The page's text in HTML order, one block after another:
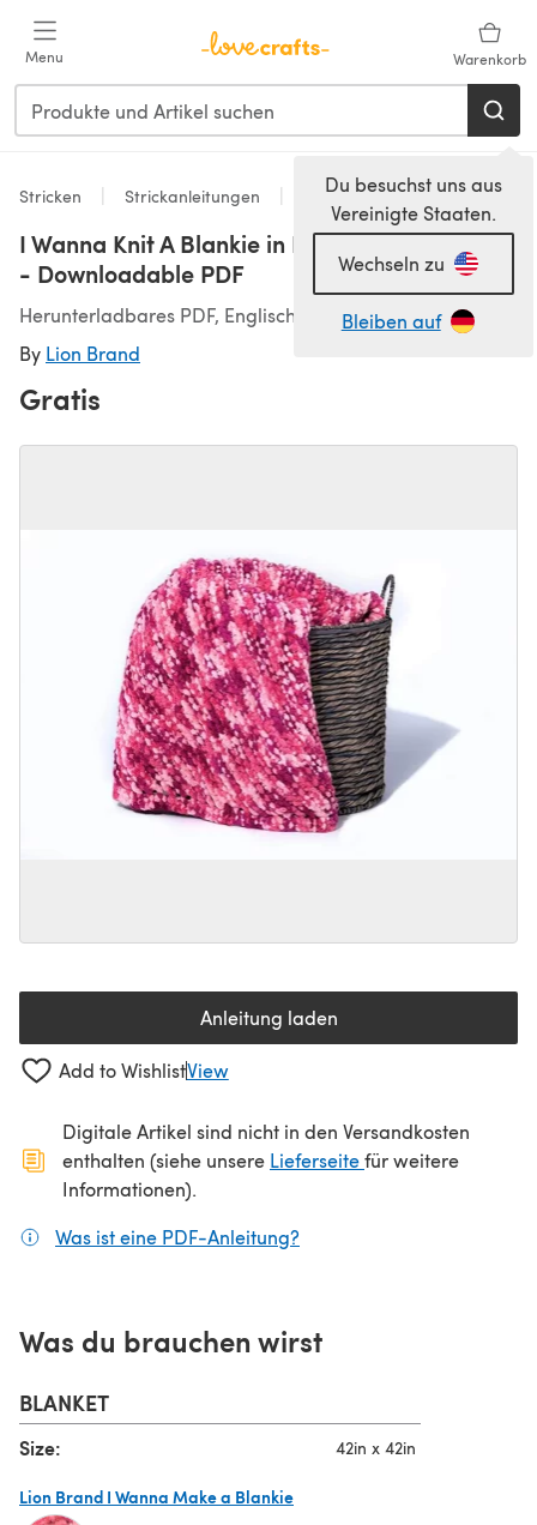
Menu Warenkorb
Du besuchst uns aus
Vereinigte Staaten.
Wechseln zu
Bleiben auf
Stricken Strickanleitungen Dekoration
I Wanna Knit A Blankie in Lion Brand - L90129
- Downloadable PDF
Herunterladbares PDF, Englisch
By Lion Brand
Gratis
Anleitung laden(öffnet sich in einem neuen
Add to WishlistView
Digitale Artikel sind nicht in den Versandkosten
enthalten (siehe unsere Lieferseite(öffnet sich in
für weitere
Informationen).
Was ist eine PDF-Anleitung?
Was du brauchen wirst
BLANKET
Size: 42in x 42in
Lion Brand I Wanna Make a Blankie